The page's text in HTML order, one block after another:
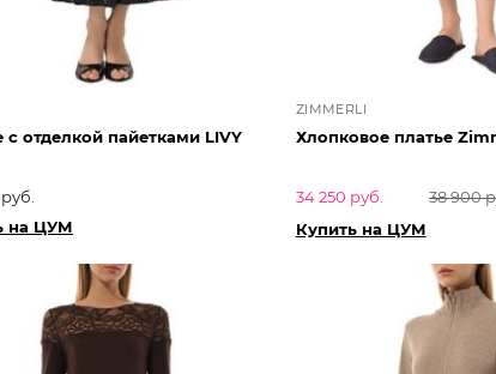
с отделкой пайетками LIVY
на ЦУМ
ZIMMERLI
Хлопковое платье
34 250 руб. 38 900
Купить на ЦУМ